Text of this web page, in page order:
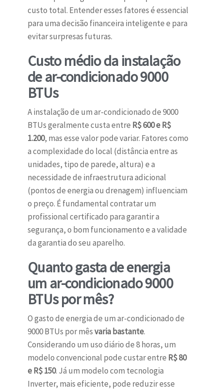
custo total. Entender esses fatores é essencial
para uma decisão financeira inteligente e para
evitar surpresas futuras.
Custo médio da instalação
de ar-condicionado 9000
BTUs
A instalação de um ar-condicionado de 9000
BTUs geralmente custa entre R$ 600 e R$
1.200, mas esse valor pode variar. Fatores como
a complexidade do local (distância entre as
unidades, tipo de parede, altura) e a
necessidade de infraestrutura adicional
(pontos de energia ou drenagem) influenciam
o preço. É fundamental contratar um
profissional certificado para garantir a
segurança, o bom funcionamento e a validade
da garantia do seu aparelho.
Quanto gasta de energia
um ar-condicionado 9000
BTUs por mês?
O gasto de energia de um ar-condicionado de
9000 BTUs por mêsvaria bastante.
Considerando um uso diário de 8 horas, um
modelo convencional pode custar entre R$ 80
e R$ 150. Já um modelo com tecnologia
Inverter, mais eficiente, pode reduzir esse